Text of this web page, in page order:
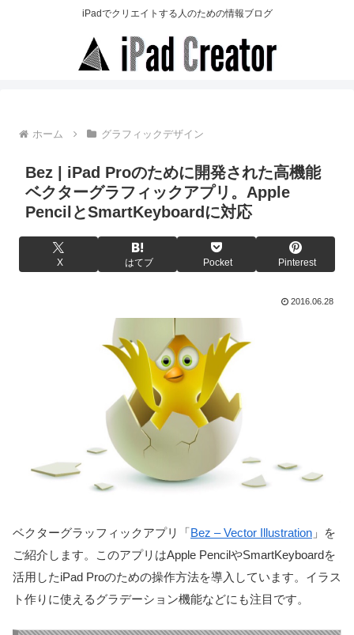
iPadでクリエイトする人のための情報ブログ
ホーム グラフィックデザイン
Bez | iPad Proのために開発された高機能
ベクターグラフィックアプリ。Apple
PencilとSmartKeyboardに対応
X はてブ Pocket Pinterest
2016.06.28
ベクターグラッフィックアプリ「Bez – Vector Illustration 」を
ご紹介します。このアプリはApple PencilやSmartKeyboardを
活用したiPad Proのための操作方法を導入しています。イラス
ト作りに使えるグラデーション機能などにも注目です。